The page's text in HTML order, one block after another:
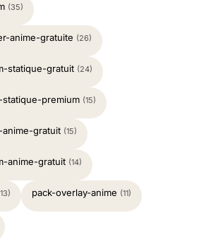
(35)
anime-gratuite (26)
statique-gratuit (24)
premium (15)
gratuit (15)
anime-gratuit (14)
pack-overlay-anime (11)